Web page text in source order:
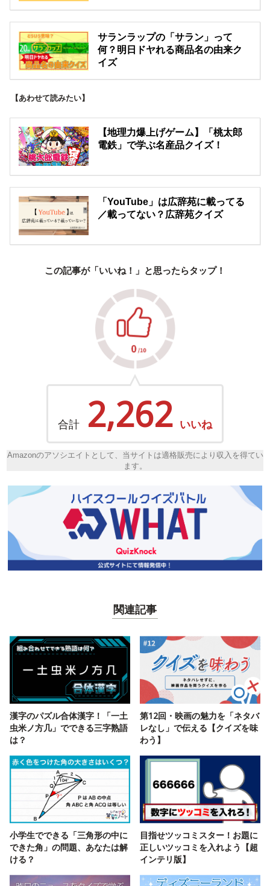
サランラップの「サラン」って
何？明日ドヤれる商品名の由来ク
イズ
【あわせて読みたい】
【地理力爆上げゲーム】「桃太郎
電鉄」で学ぶ名産品クイズ！
「YouTube」は広辞苑に載ってる
／載ってない？広辞苑クイズ
この記事が「いいね！」と思ったらタップ！
合計 2,262 いいね
Amazonのアソシエイトとして、当サイトは適格販売により収入を得てい
ます。
関連記事
漢字のパズル合体漢字！「一土
虫米ノ方几」でできる三字熟語
は？
第12回・映画の魅力を「ネタバ
レなし」で伝える【クイズを味
わう】
小学生でできる「三角形の中に
できた角」の問題、あなたは解
ける？
目指せツッコミスター！お題に
正しいツッコミを入れよう【超
インテリ版】